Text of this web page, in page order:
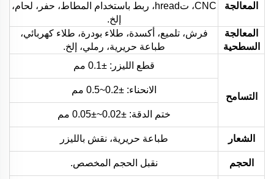
المعالجة
CNC، تhread، ربط باستخدام المطاط، حفر، لحام،
إلخ.
المعالجة
السطحية
فرش، تلميع، أكسدة، طلاء بودرة، طلاء كهربائي،
طباعة حريرية، رملي، إلخ.
التسامح
قطع الليزر: ±0.1 مم
الانحناء: ±0.2~0.5 مم
ختم الدقة: ±0.02~±0.05 مم
الشعار طباعة حريرية، نقش بالليزر
الحجم نقبل الحجم المخصص.